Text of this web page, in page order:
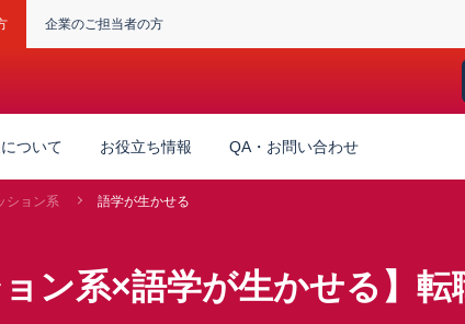
企業のご担当者の方
ついて お役立ち情報 QA・お問い合わせ
ション系 語学が生かせる
ン系×語学が生かせる】転